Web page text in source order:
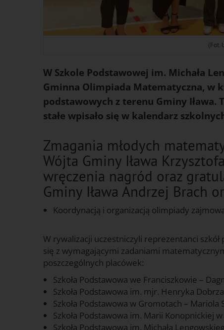
(Fot.
W Szkole Podstawowej im. Michała
Gminna Olimpiada Matematyczna, w
podstawowych z terenu Gminy
stałe wpisało się w kalendarz
Zmagania młodych
Wójta Gminy Iława
wręczenia nagród oraz
Gminy Iława Andrzej Brach
Koordynacją i organizacją olimpiady
W rywalizacji uczestniczyli reprezentanci
się z wymagającymi zadaniami
poszczególnych placówek:
Szkoła Podstawowa we Franciszkowie –
Szkoła Podstawowa im. mjr. Henryka
Szkoła Podstawowa w Gromotach – Mariola
Szkoła Podstawowa im. Marii Konopnickiej
Szkoła Podstawowa im. Michała